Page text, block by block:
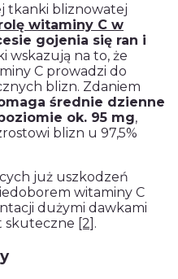
tkanki bliznowatej
witaminy C w
gojenia się ran i
wskazują na to, że
C prowadzi do
blizn. Zdaniem
średnie dzienne
ok. 95 mg,
blizn u 97,5%
już uszkodzeń
witaminy C
dużymi dawkami
skuteczne [2] .